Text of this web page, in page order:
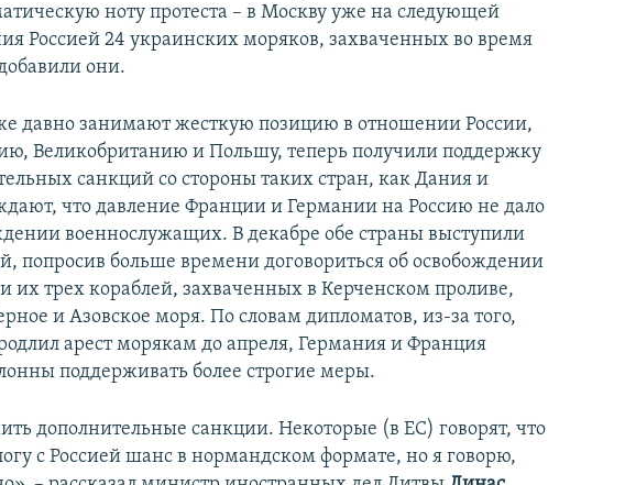
ноту протеста – в Москву уже на следующей
Россией 24 украинских моряков, захваченных во время
они.
давно занимают жесткую позицию в отношении России,
Великобританию и Польшу, теперь получили поддержку
санкций со стороны таких стран, как Дания и
что давление Франции и Германии на Россию не дало
военнослужащих. В декабре обе страны выступили
попросив больше времени договориться об освобождении
их трех кораблей, захваченных в Керченском проливе,
и Азовское моря. По словам дипломатов, из-за того,
арест морякам до апреля, Германия и Франция
поддерживать более строгие меры.
дополнительные санкции. Некоторые (в ЕС) говорят, что
с Россией шанс в нормандском формате, но я говорю,